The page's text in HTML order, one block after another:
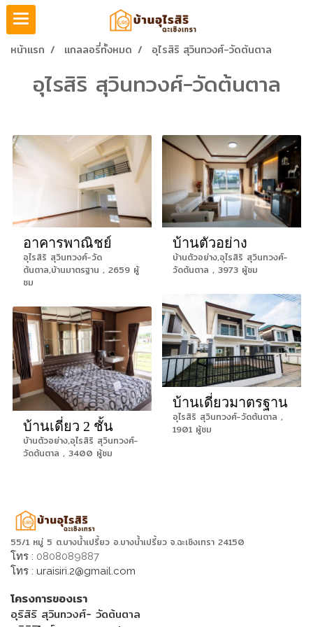
หน้าแรก แกลลอรี่ทั้งหมด อุไรสิริ สุวินทวงศ์-วัดต้นตาล
อุไรสิริ สุวินทวงศ์-วัดต้นตาล
อาคารพาณิชย์
อุไรสิริ สุวินทวงศ์-วัด
ต้นตาล,บ้านมาตรฐาน , 2659 ผู้
ชม
บ้านตัวอย่าง
บ้านตัวอย่าง,อุไรสิริ สุวินทวงศ์-
วัดต้นตาล , 3973 ผู้ชม
บ้านเดี่ยวมาตรฐาน
อุไรสิริ สุวินทวงศ์-วัดต้นตาล ,
1901 ผู้ชม
บ้านเดี่ยว 2 ชั้น
บ้านตัวอย่าง,อุไรสิริ สุวินทวงศ์-
วัดต้นตาล , 3400 ผู้ชม
55/1 หมู่ 5 ต.บางน้ำเปรี้ยว อ.บางน้ำเปรี้ยว จ.ฉะเชิงเทรา 24150
โทร : 0808089887
โทร : uraisiri.2@gmail.com
โครงการของเรา
อุริสิริ สุวินทวงศ์- วัดต้นตาล